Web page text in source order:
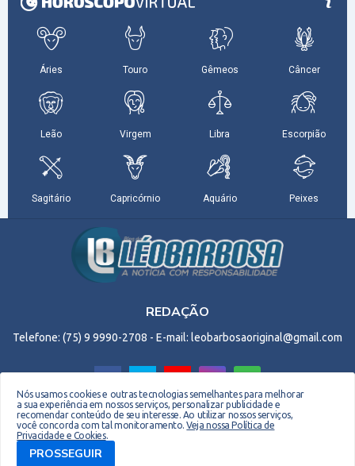
REDAÇÃO
Telefone: (75) 9 9990-2708 - E-mail: leobarbosaoriginal@gmail.com
Copyright © 2026 EM Webdesign. Todos os direitos reservados. Desenvolvido por -
Everton Meneses
Biografia do Site
Nós usamos cookies e outras tecnologias semelhantes para melhorar
a sua experiência em nossos serviços, personalizar publicidade e
recomendar conteúdo de seu interesse. Ao utilizar nossos serviços,
você concorda com tal monitoramento.Veja nossa Política de
Privacidade e Cookies.
PROSSEGUIR